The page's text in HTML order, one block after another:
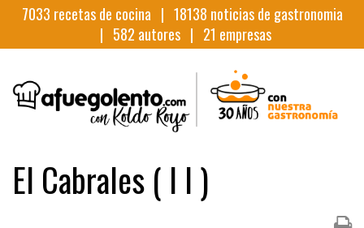
7033 recetas de cocina | 18138 noticias de gastronomia
| 582 autores | 21 empresas
El Cabrales ( I I )